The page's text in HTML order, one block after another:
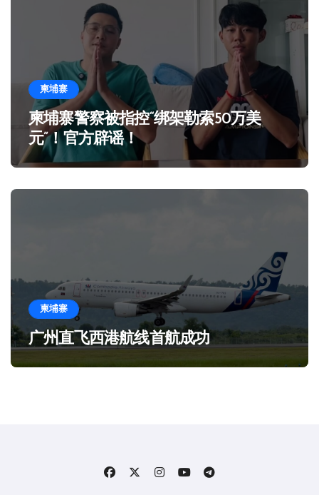
柬埔寨
柬埔寨警察被指控“绑架勒索50万美
元”！官方辟谣！
柬埔寨
广州直飞西港航线首航成功